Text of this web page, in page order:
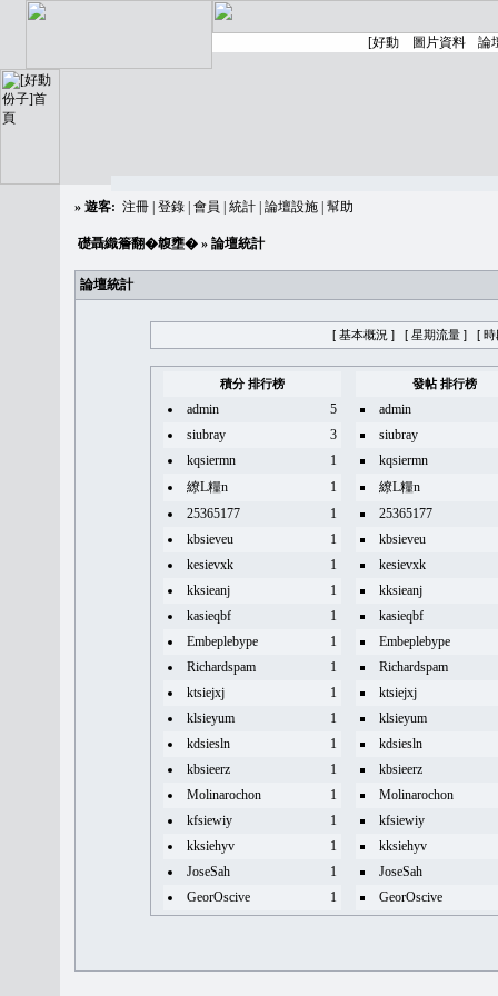
» 遊客: 注冊 登錄 會員 統計 論壇設施 幫助
礎聶織簷翻�䪖壅� » 論壇統計
論壇統計
[ 基本概況 ] [ 星期流量 ] [ 時
積分 排行榜 發帖 排行榜
admin 5
admin
siubray
3
siubray
kqsiermn
1
kqsiermn
繚L糧n
1
繚L糧n
25365177
1
25365177
kbsieveu
1
kbsieveu
kesievxk
1
kesievxk
kksieanj
1
kksieanj
kasieqbf
1
kasieqbf
Embeplebype
1
Embeplebype
Richardspam
1
Richardspam
ktsiejxj
1
ktsiejxj
klsieyum
1
klsieyum
kdsiesln
1
kdsiesln
kbsieerz
1
kbsieerz
Molinarochon
1
Molinarochon
kfsiewiy
1
kfsiewiy
kksiehyv
1
kksiehyv
JoseSah
1
JoseSah
GeorOscive
1 GeorOscive